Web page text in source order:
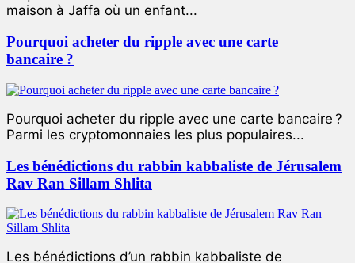
maison à Jaffa où un enfant...
Pourquoi acheter du ripple avec une carte
bancaire ?
Pourquoi acheter du ripple avec une carte bancaire ?
Parmi les cryptomonnaies les plus populaires...
Les bénédictions du rabbin kabbaliste de Jérusalem
Rav Ran Sillam Shlita
Les bénédictions d’un rabbin kabbaliste de